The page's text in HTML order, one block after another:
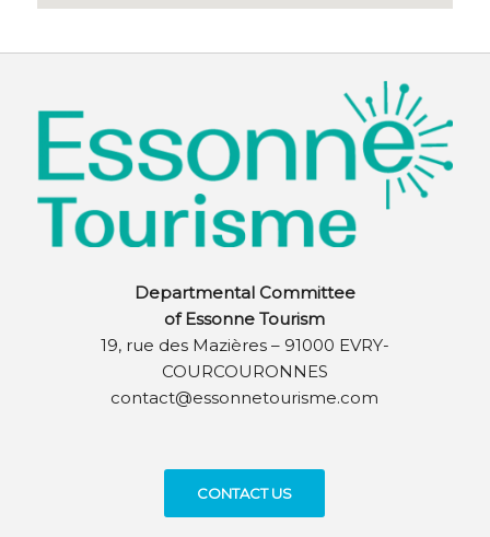
Departmental Committee
of Essonne Tourism
19, rue des Mazières – 91000 EVRY-
COURCOURONNES
contact@essonnetourisme.com
CONTACT US